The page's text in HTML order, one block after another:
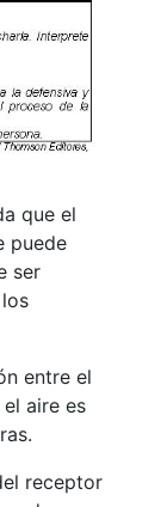
que el
puede
ser
entre el
aire es
receptor